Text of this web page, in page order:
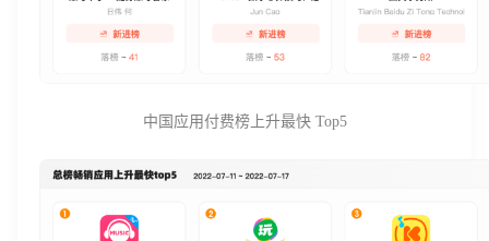
中国应用付费榜上升最快 Top5